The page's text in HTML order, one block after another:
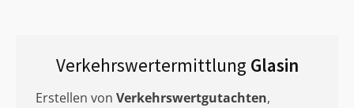
Verkehrswertermittlung Glasin
Erstellen von Verkehrswertgutachten,